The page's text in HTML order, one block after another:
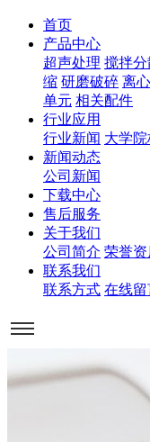
首页
产品中心
超声处理 搅拌分
缩 研磨破碎 离
单元 相关配件
行业应用
行业新闻 大学院
新闻动态
公司新闻
下载中心
售后服务
关于我们
公司简介 荣誉资
联系我们
联系方式 在线留